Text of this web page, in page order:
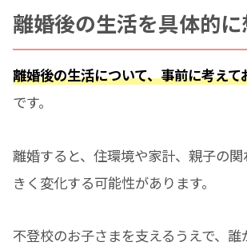
離婚後の生活を具体的
離婚後の生活について、事前に考えて
です。
離婚すると、住環境や家計、親子の
きく変化する可能性があります。
不登校のお子さまを支えるうえで、